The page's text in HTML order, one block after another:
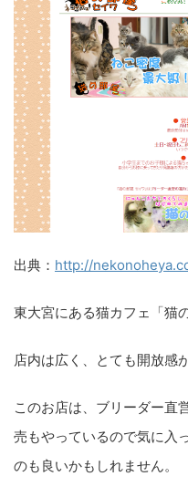
出典： http://
東大宮にある猫カフェ「猫
店内は広く、とても開放感
このお店は、ブリーダー直
売もやっているので気に入
のも良いかもしれません。